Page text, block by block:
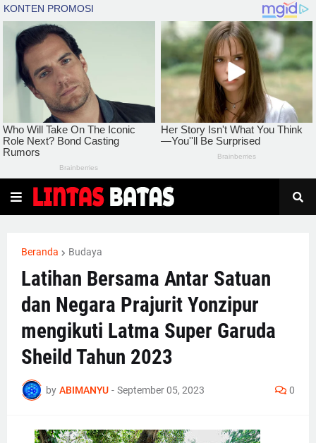
Beranda Budaya
Latihan Bersama Antar Satuan
dan Negara Prajurit Yonzipur
mengikuti Latma Super Garuda
Sheild Tahun 2023
by ABIMANYU - September 05, 2023 0